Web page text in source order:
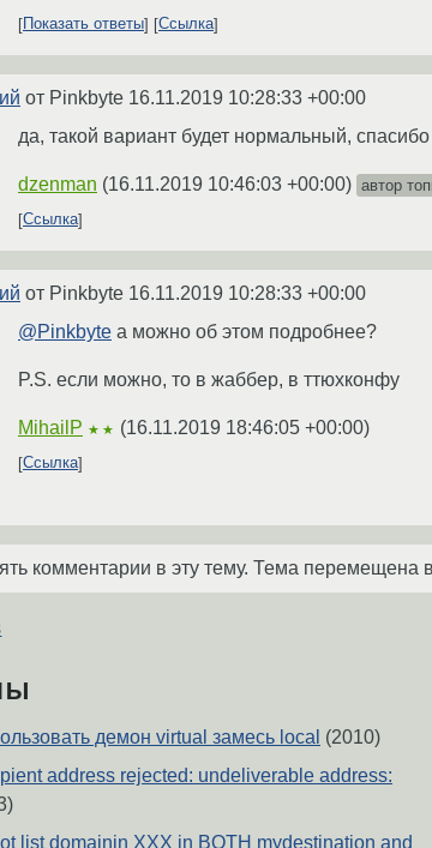
Показать ответы Ссылка
от Pinkbyte 16.11.2019 10:28:33 +00:00
да, такой вариант будет нормальный,
dzenman (16.11.2019 10:46:03 +00:00) автор
Ссылка
от Pinkbyte 16.11.2019 10:28:33 +00:00
@Pinkbyte а можно об этом подробнее?
P.S. если можно, то в жаббер, в ттюхконфу
MihailP ★★ (16.11.2019 18:46:05 +00:00)
Ссылка
комментарии в эту тему. Тема перемещена
демон virtual замесь local (2010)
address rejected: undeliverable address:
list domainin XXX in BOTH mydestination and